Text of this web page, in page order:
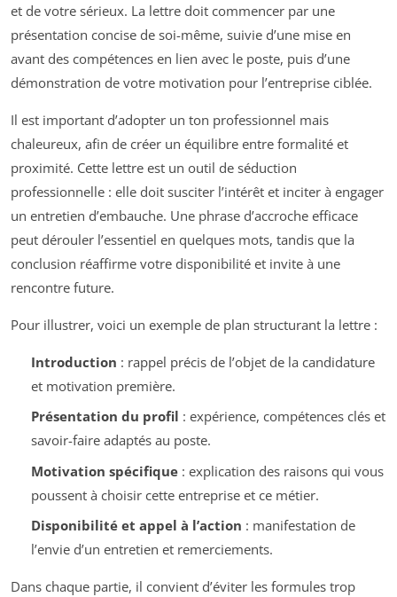
et de votre sérieux. La lettre doit commencer par une
présentation concise de soi-même, suivie d’une mise en
avant des compétences en lien avec le poste, puis d’une
démonstration de votre motivation pour l’entreprise ciblée.
Il est important d’adopter un ton professionnel mais
chaleureux, afin de créer un équilibre entre formalité et
proximité. Cette lettre est un outil de séduction
professionnelle : elle doit susciter l’intérêt et inciter à engager
un entretien d’embauche. Une phrase d’accroche efficace
peut dérouler l’essentiel en quelques mots, tandis que la
conclusion réaffirme votre disponibilité et invite à une
rencontre future.
Pour illustrer, voici un exemple de plan structurant la lettre :
Introduction : rappel précis de l’objet de la candidature
et motivation première.
Présentation du profil : expérience, compétences clés et
savoir-faire adaptés au poste.
Motivation spécifique: explication des raisons qui vous
poussent à choisir cette entreprise et ce métier.
Disponibilité et appel à l’action : manifestation de
l’envie d’un entretien et remerciements.
Dans chaque partie, il convient d’éviter les formules trop